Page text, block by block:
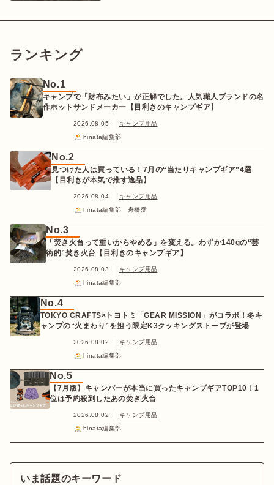
ランキング
No.1
キャンプで「財布みたい」が正解でした。人気職人ブランドの名
作ホットサンドメーカー【目利きのキャンプギア】
2026.08.05
キャンプ用品
hinata編集部
No.2
見つけた人は買っている！7月の“当たりキャンプギア”4選
【目利きが本気で推す逸品】
2026.08.04
キャンプ用品
hinata編集部 舟橋愛
No.3
「焚き火台って重いからやめる」を変える。わずか140gの“芸
術的”焚き火台【目利きのキャンプギア】
2026.08.03
キャンプ用品
hinata編集部
No.4
TOKYO CRAFTS×トヨトミ「GEAR MISSION」がコラボ！冬キ
ャンプの“火まわり”を担う限定K3クッキングストーブが登場
2026.08.02
キャンプ用品
hinata編集部
No.5
【7月版】キャンパーが本当に買ったキャンプギアTOP10！1
位は予約殺到したあの焚き火台
2026.08.02
キャンプ用品
hinata編集部
いま話題のキーワード